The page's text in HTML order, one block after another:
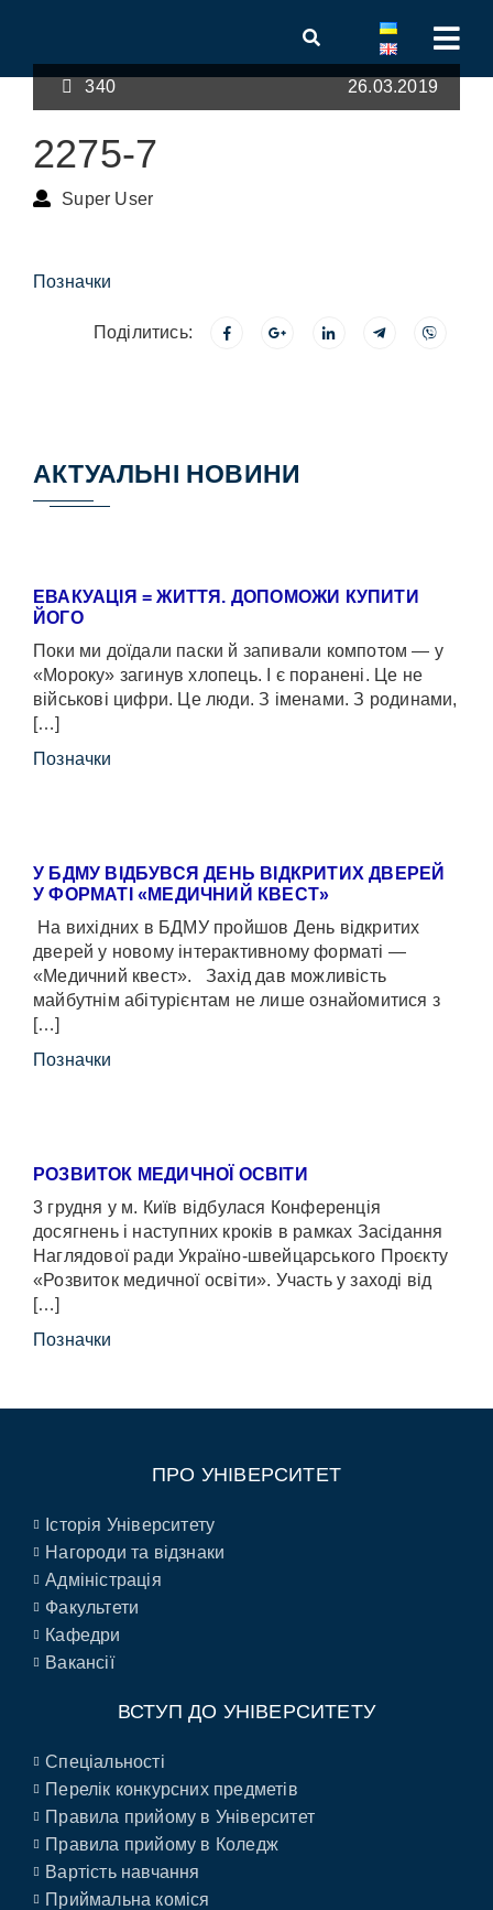
340 26.03.2019
2275-7
Super User
Позначки
Поділитись:
АКТУАЛЬНІ НОВИНИ
ЕВАКУАЦІЯ = ЖИТТЯ. ДОПОМОЖИ КУПИТИ
ЙОГО
Поки ми доїдали паски й запивали компотом — у
«Мороку» загинув хлопець. І є поранені. Це не
військові цифри. Це люди. З іменами. З родинами,
[…]
Позначки
У БДМУ ВІДБУВСЯ ДЕНЬ ВІДКРИТИХ ДВЕРЕЙ
У ФОРМАТІ «МЕДИЧНИЙ КВЕСТ»
На вихідних в БДМУ пройшов День відкритих
дверей у новому інтерактивному форматі —
«Медичний квест». Захід дав можливість
майбутнім абітурієнтам не лише ознайомитися з
[…]
Позначки
РОЗВИТОК МЕДИЧНОЇ ОСВІТИ
3 грудня у м. Київ відбулася Конференція
досягнень і наступних кроків в рамках Засідання
Наглядової ради Україно-швейцарського Проєкту
«Розвиток медичної освіти». Участь у заході від
[…]
Позначки
ПРО УНІВЕРСИТЕТ
Історія Університету
Нагороди та відзнаки
Адміністрація
Факультети
Кафедри
Вакансії
ВСТУП ДО УНІВЕРСИТЕТУ
Спеціальності
Перелік конкурсних предметів
Правила прийому в Університет
Правила прийому в Коледж
Вартість навчання
Приймальна коміся